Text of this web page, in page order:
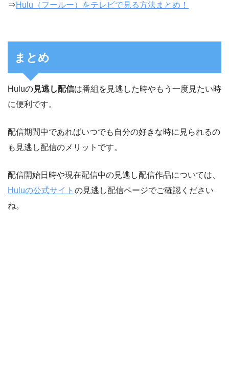
⇒Hulu（フールー）をテレビで見る方法まとめ！
まとめ
Huluの見逃し配信は番組を見逃した時やもう一度見たい時
に便利です。
配信期間中であればいつでも自分の好きな時に見られるの
も見逃し配信のメリットです。
配信開始日時や現在配信中の見逃し配信作品については、
Huluの公式サイト の見逃し配信ページでご確認ください
ね。